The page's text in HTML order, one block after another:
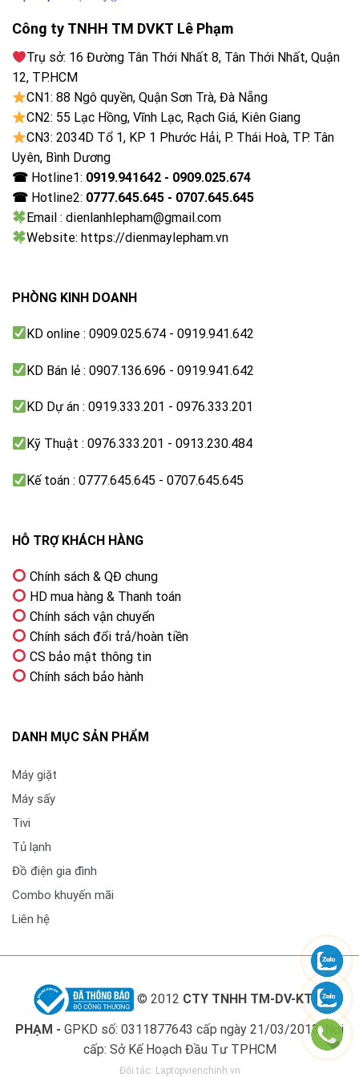
Thiết kế chuẩn Italy:
Toàn bộ các sản phẩm Ariston trong đó có mẫu
SLIM3 20 R đều được thiết kế bởi Nhà thiết kế công
nghiệp hàng đầu của Ý là Umberto Palermo. Điều này
giúp bình nóng lạnh Ariston luôn dẫn đầu thị trường
về mặt thiết kế & thẩm mỹ.
Bản vẽ kỹ thuật Bình nóng lạnh ARISTON SL3 20 R
AG+ VN 20L lít (SL3) ngang gián tiếp 2.5FE 2500W
Mã sản phẩm: SL3 20 R AG+ VN
Thương hiệu: Ariston
Loại Bình: Bình Ngang
Công suất: 2500W
Áp suất làm việc tối đa: 8 Mpa
Chỉ số bảo vệ chống xâm nhập: IPX24
Khối lượng tịnh: 11.6 kg
Tổng khối lượng: 13.6 kg
Kích thước: 702x291x299mm (Dài x Cao x Sâu)
Loại bảo hành: điện tử
Công ty TNHH TM DVKT Lê Phạm
Trụ sở: 16 Đường Tân Thới Nhất 8, Tân Thới Nhất, Quận
12, TP.HCM
CN1: 88 Ngô quyền, Quận Sơn Trà, Đà Nẵng
CN2: 55 Lạc Hồng, Vĩnh Lạc, Rạch Giá, Kiên Giang
CN3: 2034D Tổ 1, KP 1 Phước Hải, P. Thái Hoà, TP. Tân
Uyên, Bình Dương
☎ Hotline1: 0919.941642 - 0909.025.674
☎ Hotline2: 0777.645.645 - 0707.645.645
Email : dienlanhlepham@gmail.com
Website: https://dienmaylepham.vn
PHÒNG KINH DOANH
KD online : 0909.025.674 - 0919.941.642
KD Bán lẻ : 0907.136.696 - 0919.941.642
KD Dự án : 0919.333.201 - 0976.333.201
Kỹ Thuật : 0976.333.201 - 0913.230.484
Kế toán : 0777.645.645 - 0707.645.645
HỖ TRỢ KHÁCH HÀNG
Chính sách & QĐ chung
HD mua hàng & Thanh toán
Chính sách vận chuyển
Chính sách đổi trả/hoàn tiền
CS bảo mật thông tin
Chính sách bảo hành
DANH MỤC SẢN PHẨM
Máy giặt
Máy sấy
Tivi
Tủ lạnh
Đồ điện gia đình
Combo khuyến mãi
Liên hệ
© 2012 CTY TNHH TM-DV-KT LÊ
PHẠM - GPKD số: 0311877643 cấp ngày 21/03/2013. Nơi
cấp: Sở Kế Hoạch Đầu Tư TPHCM
Đối tác: Laptopvienchinh.vn